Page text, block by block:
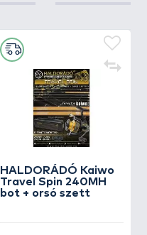
HALDORÁDÓ Kaiwo
Travel Spin 240MH
bot + orsó szett